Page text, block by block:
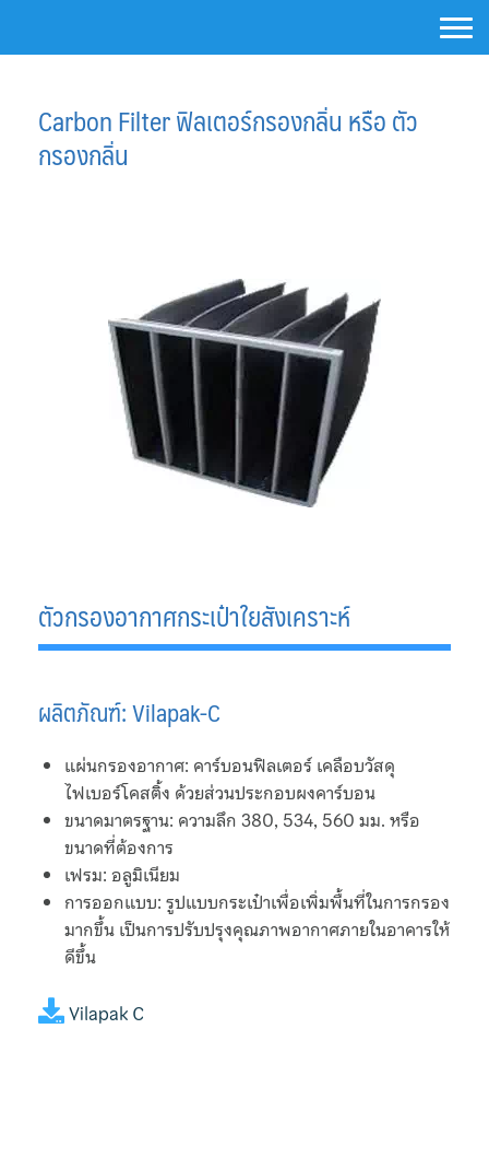
About Us
Activated Carbon Filter
Argal Pumps
Argal Diaphragm Pump Body Plastic
Centrifugal Pumps
Diaphragm Pump Body SS316L
Basket Strainer
BFM Fitting
Carbon Filter
Chemical Pump
Contact US
Ebara Pump
Carbon Filter ฟิลเตอร์กรองกลิ่น หรือ ตัว
กรองกลิ่น
ตัวกรองอากาศกระเป๋าใยสังเคราะห์
ผลิตภัณฑ์: Vilapak-C
แผ่นกรองอากาศ: คาร์บอนฟิลเตอร์ เคลือบวัสดุ
ไฟเบอร์โคสติ้ง ด้วยส่วนประกอบผงคาร์บอน
ขนาดมาตรฐาน: ความลึก 380, 534, 560 มม. หรือ
ขนาดที่ต้องการ
เฟรม: อลูมิเนียม
การออกแบบ: รูปแบบกระเป๋าเพื่อเพิ่มพื้นที่ในการกรอง
มากขึ้น เป็นการปรับปรุงคุณภาพอากาศภายในอาคารให้
ดีขึ้น
Vilapak C